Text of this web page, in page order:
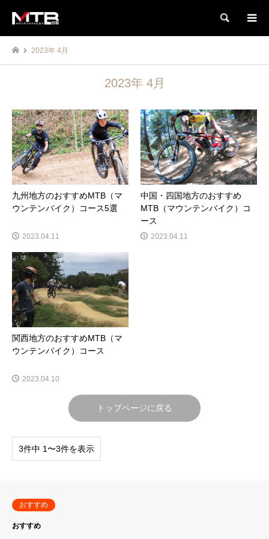
検索
2023年 4月
2023年 4月
九州地方のおすすめMTB（マ
ウンテンバイク）コース5選
2023.04.11
中国・四国地方のおすすめ
MTB（マウンテンバイク）コ
ース
2023.04.11
関西地方のおすすめMTB（マ
ウンテンバイク）コース
2023.04.10
トップページに戻る
3件中 1〜3件を表示
おすすめ
おすすめ